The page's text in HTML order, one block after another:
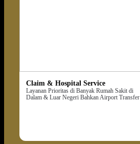
Claim & Hospital Service
Layanan Prioritas di Banyak Rumah Sakit di
Dalam & Luar Negeri Bahkan Airport Transfer